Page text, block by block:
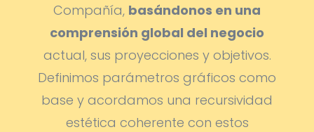
Compañía, basándonos en una
comprensión global del negocio
actual, sus proyecciones y objetivos.
Definimos parámetros gráficos como
base y acordamos una recursividad
estética coherente con estos